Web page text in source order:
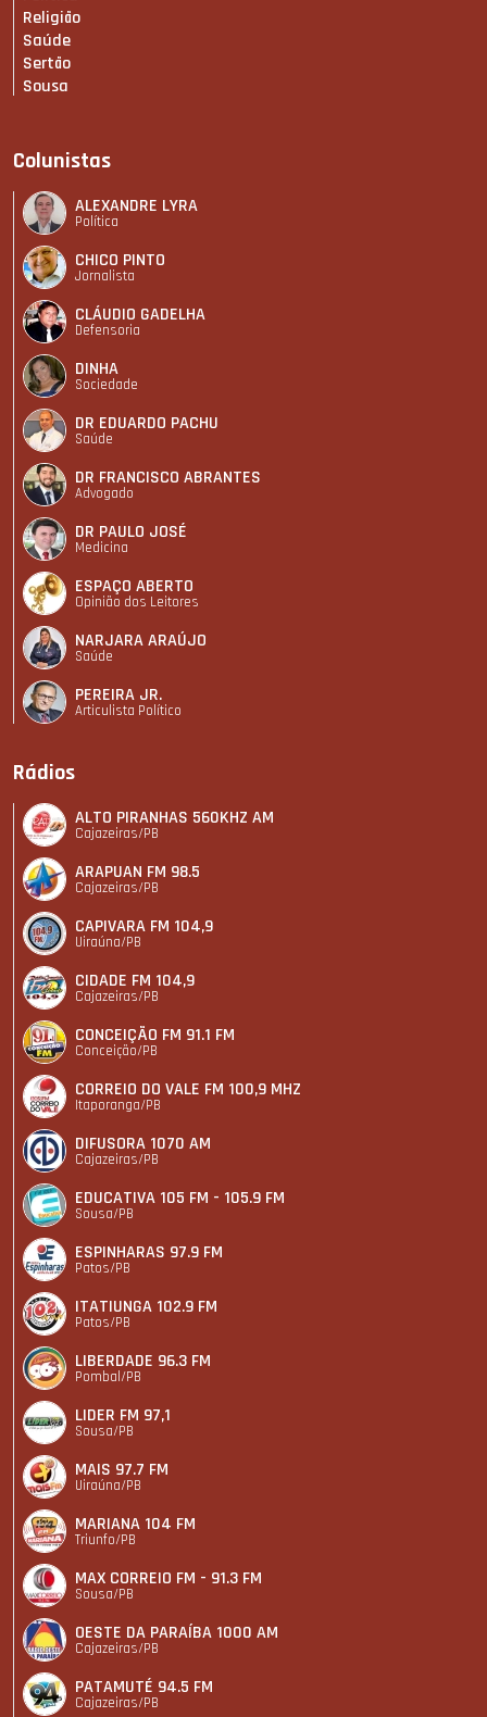
Religião
Saúde
Sertão
Sousa
Colunistas
ALEXANDRE LYRA
Política
CHICO PINTO
Jornalista
CLÁUDIO GADELHA
Defensoria
DINHA
Sociedade
DR EDUARDO PACHU
Saúde
DR FRANCISCO ABRANTES
Advogado
DR PAULO JOSÉ
Medicina
ESPAÇO ABERTO
Opinião dos Leitores
NARJARA ARAÚJO
Saúde
PEREIRA JR.
Articulista Polí­tico
Rádios
ALTO PIRANHAS 560KHZ AM
Cajazeiras/PB
ARAPUAN FM 98.5
Cajazeiras/PB
CAPIVARA FM 104,9
Uiraúna/PB
CIDADE FM 104,9
Cajazeiras/PB
CONCEIÇÃO FM 91.1 FM
Conceição/PB
CORREIO DO VALE FM 100,9 MHZ
Itaporanga/PB
DIFUSORA 1070 AM
Cajazeiras/PB
EDUCATIVA 105 FM - 105.9 FM
Sousa/PB
ESPINHARAS 97.9 FM
Patos/PB
ITATIUNGA 102.9 FM
Patos/PB
LIBERDADE 96.3 FM
Pombal/PB
LIDER FM 97,1
Sousa/PB
MAIS 97.7 FM
Uiraúna/PB
MARIANA 104 FM
Triunfo/PB
MAX CORREIO FM - 91.3 FM
Sousa/PB
OESTE DA PARAÍBA 1000 AM
Cajazeiras/PB
PATAMUTÉ 94.5 FM
Cajazeiras/PB